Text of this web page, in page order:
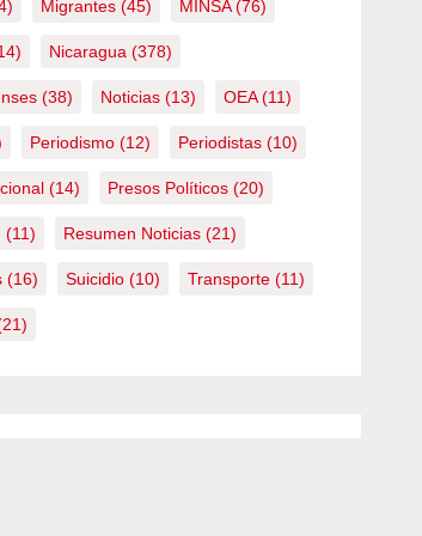
Migrantes (45) MINSA(76)
Nicaragua (378)
(38) Noticias (13) OEA(11)
Periodismo (12) Periodistas (10)
(14) Presos Políticos (20)
(11) Resumen Noticias (21)
(16) Suicidio (10) Transporte (11)